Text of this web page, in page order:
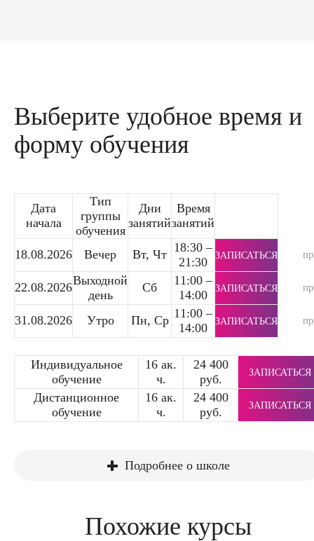
Выберите удобное время и
форму обучения
Дата
начала
Тип
группы
обучения
Дни
занятий
Время
занятий
18.08.2026 Вечер Вт, Чт 18:30 –
21:30
ЗАПИСАТЬСЯ
22.08.2026Выходной
день
Сб
11:00 –
14:00
ЗАПИСАТЬСЯ
31.08.2026 Утро Пн, Ср 11:00 –
14:00
ЗАПИСАТЬСЯ
Индивидуальное
обучение
16 ак.
ч.
24 400
руб.
ЗАПИСАТЬСЯ
Дистанционное
обучение
16 ак.
ч.
24 400
руб.
ЗАПИСАТЬСЯ
Подробнее о школе
Похожие курсы